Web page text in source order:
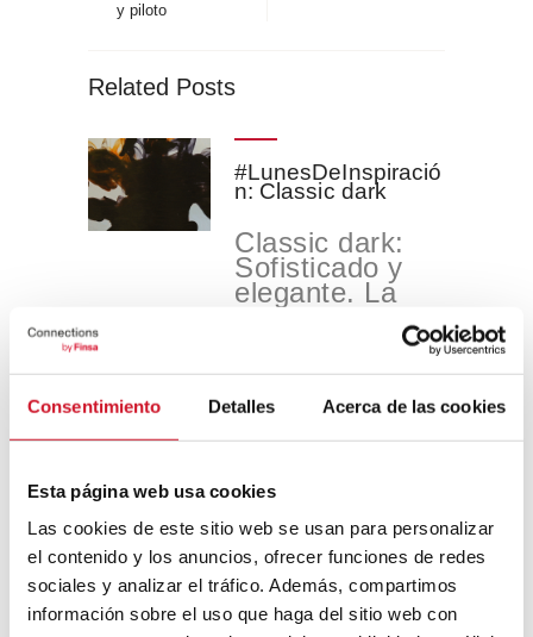
Consentimiento Detalles Acerca de las cookies
Esta página web usa cookies
Las cookies de este sitio web se usan para personalizar
el contenido y los anuncios, ofrecer funciones de redes
sociales y analizar el tráfico. Además, compartimos
información sobre el uso que haga del sitio web con
y piloto
Related Posts
#LunesDeInspiració
n: Classic dark
Classic dark:
Sofisticado y
elegante. La
elegancia de
nobles y ...
CONEXIÓN CON…
Andrés Mitnik, CEO
de Strong by Form
En ocasiones,